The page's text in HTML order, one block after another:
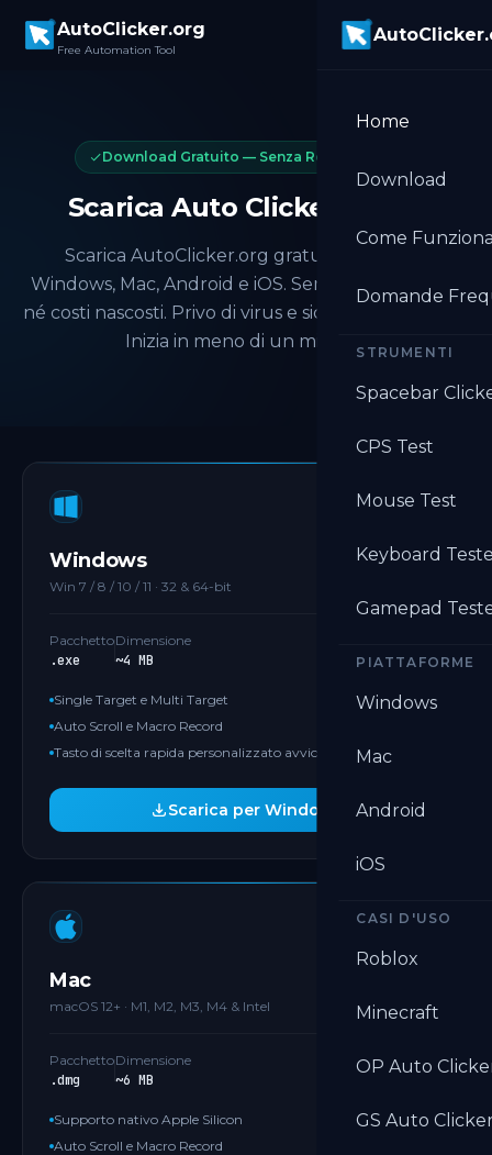
AutoClicker.org
Free Automation Tool
Home
Download
Come
Domande
STRUMENTI
Spacebar
CPS Test
Mouse Test
Keyboard
Gamepad
PIATTAFORME
Windows
Mac
Android
iOS
CASI D'USO
Roblox
Minecraft
OP Auto
GS Auto
Download Gratuito — Senza Registrazione
Scarica Auto Clicker Gratis
Scarica AutoClicker.org gratuitamente su
Windows, Mac, Android e iOS. Senza registrazione
né costi nascosti. Privo di virus e sicuro da installare.
Inizia in meno di un minuto.
PIÙ POPOLARE
Windows
Win 7 / 8 / 10 / 11 · 32 & 64-bit
Pacchetto
.exe
Dimensione
~4 MB
Single Target e Multi Target
Auto Scroll e Macro Record
Tasto di scelta rapida personalizzato avvio/stop
Scarica per Windows
APPLE SILICON
Mac
macOS 12+ · M1, M2, M3, M4 & Intel
Pacchetto
.dmg
Dimensione
~6 MB
Supporto nativo Apple Silicon
Auto Scroll e Macro Record